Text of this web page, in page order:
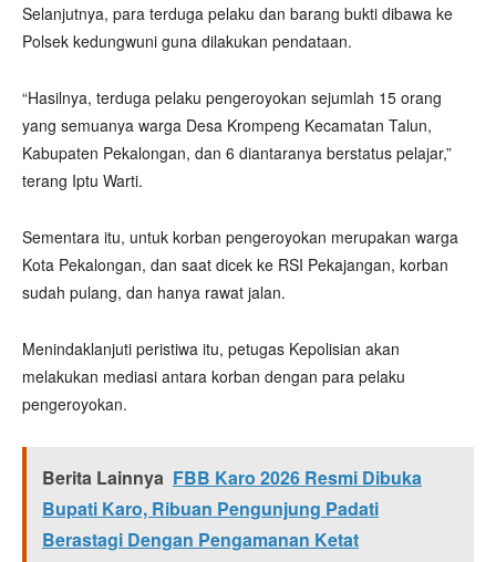
Selanjutnya, para terduga pelaku dan barang bukti dibawa ke
Polsek kedungwuni guna dilakukan pendataan.
“Hasilnya, terduga pelaku pengeroyokan sejumlah 15 orang
yang semuanya warga Desa Krompeng Kecamatan Talun,
Kabupaten Pekalongan, dan 6 diantaranya berstatus pelajar,”
terang Iptu Warti.
Sementara itu, untuk korban pengeroyokan merupakan warga
Kota Pekalongan, dan saat dicek ke RSI Pekajangan, korban
sudah pulang, dan hanya rawat jalan.
Menindaklanjuti peristiwa itu, petugas Kepolisian akan
melakukan mediasi antara korban dengan para pelaku
pengeroyokan.
Berita Lainnya FBB Karo 2026 Resmi Dibuka
Bupati Karo, Ribuan Pengunjung Padati
Berastagi Dengan Pengamanan Ketat